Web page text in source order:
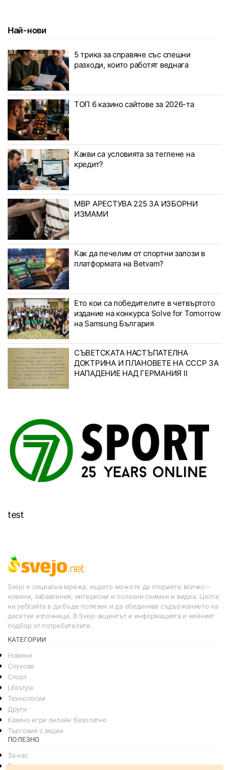
Най-нови
5 трика за справяне със спешни
разходи, които работят веднага
ТОП 6 казино сайтове за 2026-та
Какви са условията за теглене на
кредит?
МВР АРЕСТУВА 225 ЗА ИЗБОРНИ
ИЗМАМИ
Как да печелим от спортни залози в
платформата на Betvam?
Ето кои са победителите в четвъртото
издание на конкурса Solve for Tomorrow
на Samsung България
СЪВЕТСКАТА НАСТЪПАТЕЛНА
ДОКТРИНА И ПЛАНОВЕТЕ НА СССР ЗА
НАПАДЕНИЕ НАД ГЕРМАНИЯ II
test
Svejo е социална мрежа, където можете да откриете всичко –
новини, забавления, интересни и полезни снимки и видеа. Целта
на уебсайта е да бъде полезен и да обединява съдържанието на
десетки източници. В Svejo акцентът е информацията и нейният
подбор от потребителите.
КАТЕГОРИИ
Новини
Слухове
Спорт
Lifestyle
Технологии
Други
Казино игри онлайн безплатно
Търговия с акции
ПОЛЕЗНО
За нас
Реклама